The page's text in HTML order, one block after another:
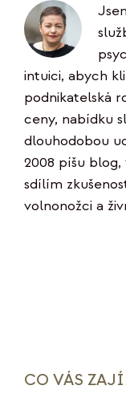
intuici, abych
podnikatelská
ceny, nabídku
dlouhodobou
2008 píšu
sdílím
volnonožci a
CO VÁS